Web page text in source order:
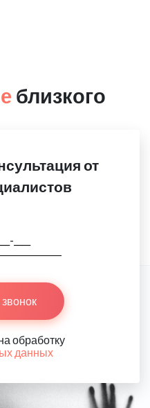
близкого
от
обработку
данных